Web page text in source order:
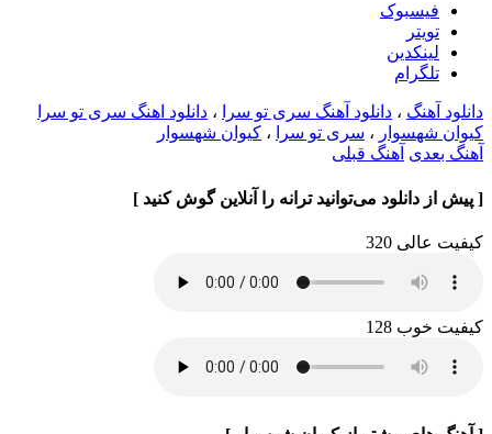
فيسبوک
تويتر
لینکدین
تلگرام
دانلود آهنگ ، دانلود آهنگ سری تو سرا ، دانلود اهنگ سری تو سرا
کیوان شهسوار ، سری تو سرا ، کیوان شهسوار
آهنگ بعدی آهنگ قبلی
[ پیش از دانلود می‌توانید ترانه را آنلاین گوش کنید ]
کیفیت عالی 320
کیفیت خوب 128